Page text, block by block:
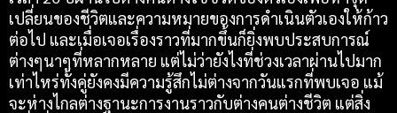
เปลี่ยนของชีวิตและความหมายของการดำเนินตัวเองให้ก้าว
ต่อไป และเมื่อเจอเรื่องราวที่มากขึ้นก็ยิ่งพบประสบการณ์
ต่างๆนาๆที่หลากหลาย แต่ไม่ว่ายังไงที่ช่วงเวลาผ่านไปมาก
เท่าไหร่ทั้งคู่ยังคงมีความรู้สึกไม่ต่างจากวันแรกที่พบเจอ แม้
จะห่างไกลต่างฐานะการงานราวกับต่างคนต่างชีวิต แต่สิ่ง